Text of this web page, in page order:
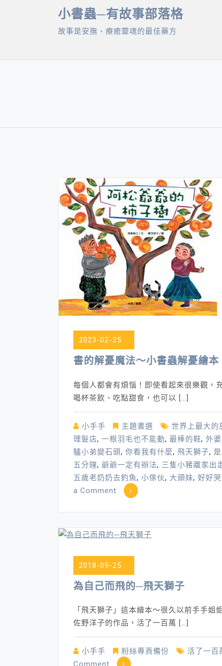
小書蟲─有故事部落格
故事是安撫、療癒靈魂的最佳藥方
2023-02-25
書的解憂魔法～小書蟲解憂繪本
每個人都會有煩惱！即使看起來很樂觀，
喝杯茶飲、吃點甜食，也可以 […]
小手手 主題書選 世界上最大的
理髮店, 一根羽毛也不能動, 最棒的鞋, 外
驢小弟變石頭, 你看我有什麼, 飛天獅子,
五分鐘, 爺爺一定有辦法, 三隻小豬離家出
五歲老奶奶去釣魚, 小傢伙, 大頭妹, 好好
a Comment on
解
魔
法
～
小
書
蟲
繪
2018-09-25
為自己而飛的─飛天獅子
「飛天獅子」這本繪本～很久以前手手
佐野洋子的作品，活了一百萬 […]
小手手 粉絲專頁備份 活了一百
Comment on